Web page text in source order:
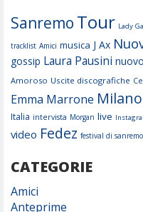
Sanremo Tour Lady
tracklist Amici musica J Ax
gossip Laura Pausini
Amoroso Uscite discografiche
Emma Marrone Milano
Italia intervista Morgan live
video Fedez festival di sanremo
CATEGORIE
Amici
Anteprime